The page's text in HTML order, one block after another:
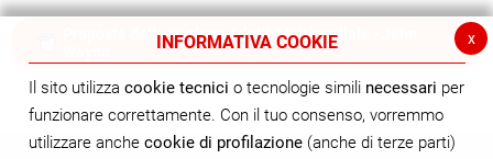
Proposte della Sezione Adulti/Multimediale - John
x
INFORMATIVA COOKIE
Il sito utilizza cookie tecnici o tecnologie simili necessari per
funzionare correttamente. Con il tuo consenso, vorremmo
utilizzare anche cookie di profilazione(anche di terze parti)